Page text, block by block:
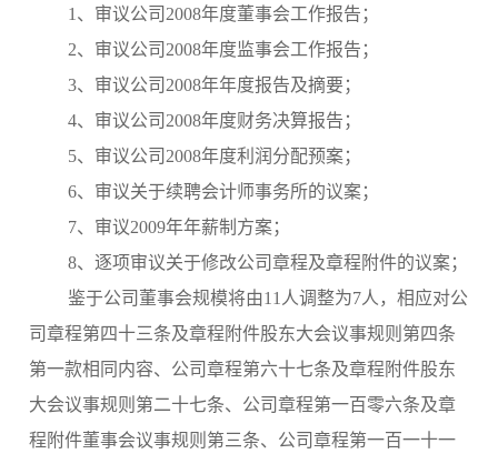
1、审议公司2008年度董事会工作报告；
2、审议公司2008年度监事会工作报告；
3、审议公司2008年年度报告及摘要；
4、审议公司2008年度财务决算报告；
5、审议公司2008年度利润分配预案；
6、审议关于续聘会计师事务所的议案；
7、审议2009年年薪制方案；
8、逐项审议关于修改公司章程及章程附件的议案；
鉴于公司董事会规模将由11人调整为7人，相应对公
司章程第四十三条及章程附件股东大会议事规则第四条
第一款相同内容、公司章程第六十七条及章程附件股东
大会议事规则第二十七条、公司章程第一百零六条及章
程附件董事会议事规则第三条、公司章程第一百一十一